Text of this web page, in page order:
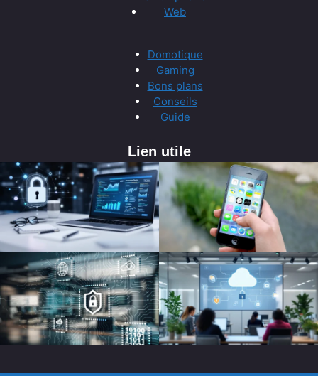
Web
Domotique
Gaming
Bons plans
Conseils
Guide
Lien utile